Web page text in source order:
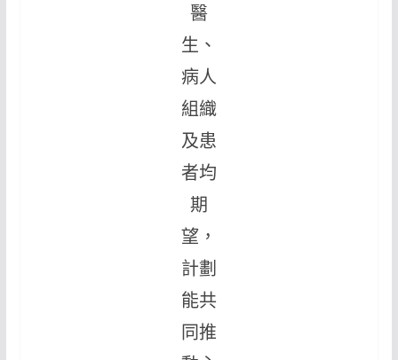
醫
生、
病人
組織
及患
者均
期
望，
計劃
能共
同推